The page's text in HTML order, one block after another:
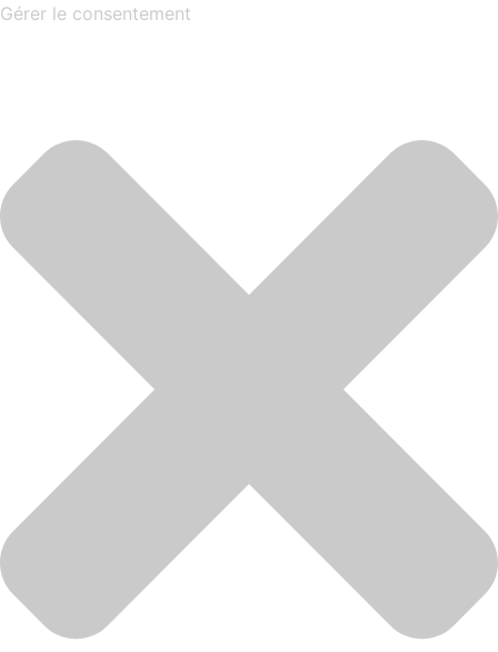
Gérer le consentement